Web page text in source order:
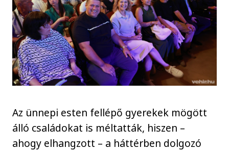
Az ünnepi esten fellépő gyerekek mögött
álló családokat is méltatták, hiszen –
ahogy elhangzott – a háttérben dolgozó